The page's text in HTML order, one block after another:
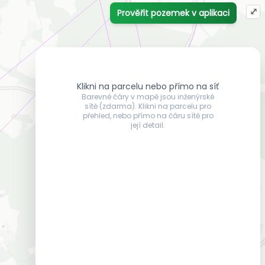
Klikni na parcelu nebo přímo na síť
Barevné čáry v mapě jsou inženýrské
sítě (zdarma). Klikni na parcelu pro
přehled, nebo přímo na čáru sítě pro
její detail.
Prověřit pozemek v aplikaci ⤢